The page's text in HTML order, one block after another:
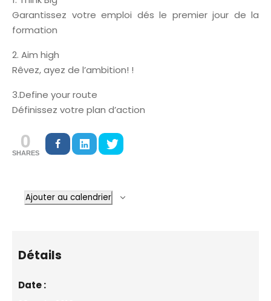
Garantissez votre emploi dés le premier jour de la
formation
2. Aim high
Rêvez, ayez de l’ambition! !
3.Define your route
Définissez votre plan d’action
0
SHARES
Ajouter au calendrier
Détails
Date :